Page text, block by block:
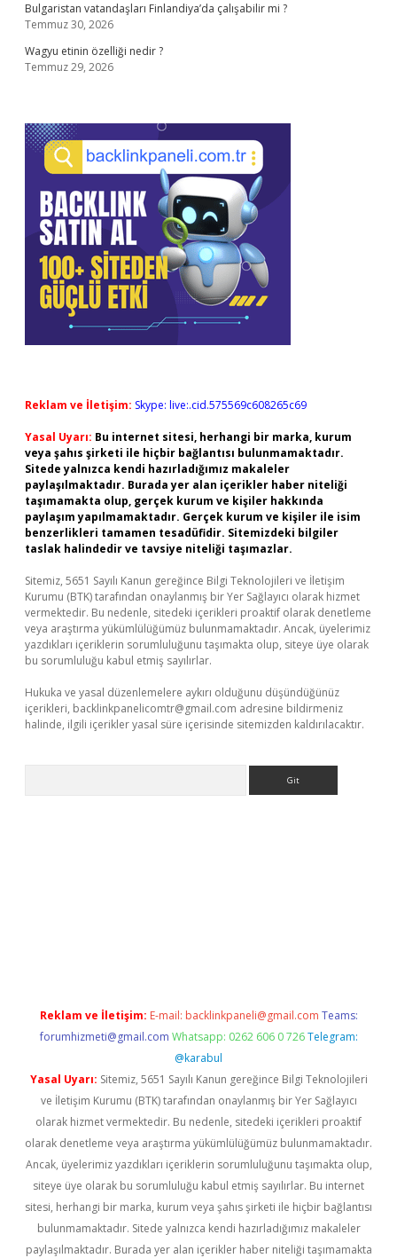
Bulgaristan vatandaşları Finlandiya’da çalışabilir mi ?
Temmuz 30, 2026
Wagyu etinin özelliği nedir ?
Temmuz 29, 2026
Reklam ve İletişim: Skype: live:.cid.575569c608265c69
Yasal Uyarı: Bu internet sitesi, herhangi bir marka, kurum
veya şahıs şirketi ile hiçbir bağlantısı bulunmamaktadır.
Sitede yalnızca kendi hazırladığımız makaleler
paylaşılmaktadır. Burada yer alan içerikler haber niteliği
taşımamakta olup, gerçek kurum ve kişiler hakkında
paylaşım yapılmamaktadır. Gerçek kurum ve kişiler ile isim
benzerlikleri tamamen tesadüfidir. Sitemizdeki bilgiler
taslak halindedir ve tavsiye niteliği taşımazlar.
Sitemiz, 5651 Sayılı Kanun gereğince Bilgi Teknolojileri ve İletişim
Kurumu (BTK) tarafından onaylanmış bir Yer Sağlayıcı olarak hizmet
vermektedir. Bu nedenle, sitedeki içerikleri proaktif olarak denetleme
veya araştırma yükümlülüğümüz bulunmamaktadır. Ancak, üyelerimiz
yazdıkları içeriklerin sorumluluğunu taşımakta olup, siteye üye olarak
bu sorumluluğu kabul etmiş sayılırlar.
Hukuka ve yasal düzenlemelere aykırı olduğunu düşündüğünüz
içerikleri, backlinkpanelicomtr@gmail.com adresine bildirmeniz
halinde, ilgili içerikler yasal süre içerisinde sitemizden kaldırılacaktır.
Reklam ve İletişim: E-mail: backlinkpaneli@gmail.com Teams:
forumhizmeti@gmail.com Whatsapp: 0262 606 0 726 Telegram:
@karabul
Yasal Uyarı: Sitemiz, 5651 Sayılı Kanun gereğince Bilgi Teknolojileri
ve İletişim Kurumu (BTK) tarafından onaylanmış bir Yer Sağlayıcı
olarak hizmet vermektedir. Bu nedenle, sitedeki içerikleri proaktif
olarak denetleme veya araştırma yükümlülüğümüz bulunmamaktadır.
Ancak, üyelerimiz yazdıkları içeriklerin sorumluluğunu taşımakta olup,
siteye üye olarak bu sorumluluğu kabul etmiş sayılırlar. Bu internet
sitesi, herhangi bir marka, kurum veya şahıs şirketi ile hiçbir bağlantısı
bulunmamaktadır. Sitede yalnızca kendi hazırladığımız makaleler
paylaşılmaktadır. Burada yer alan içerikler haber niteliği taşımamakta